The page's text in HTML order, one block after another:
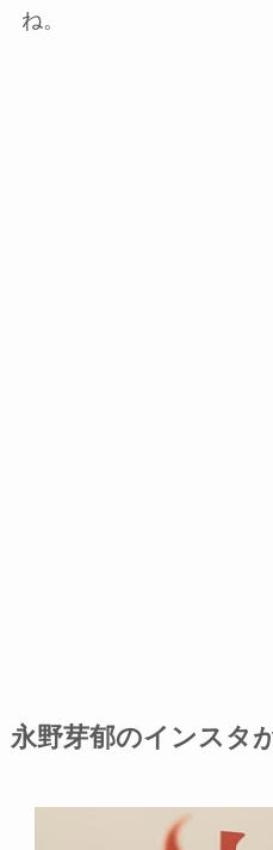
ね。
永野芽郁のインスタ